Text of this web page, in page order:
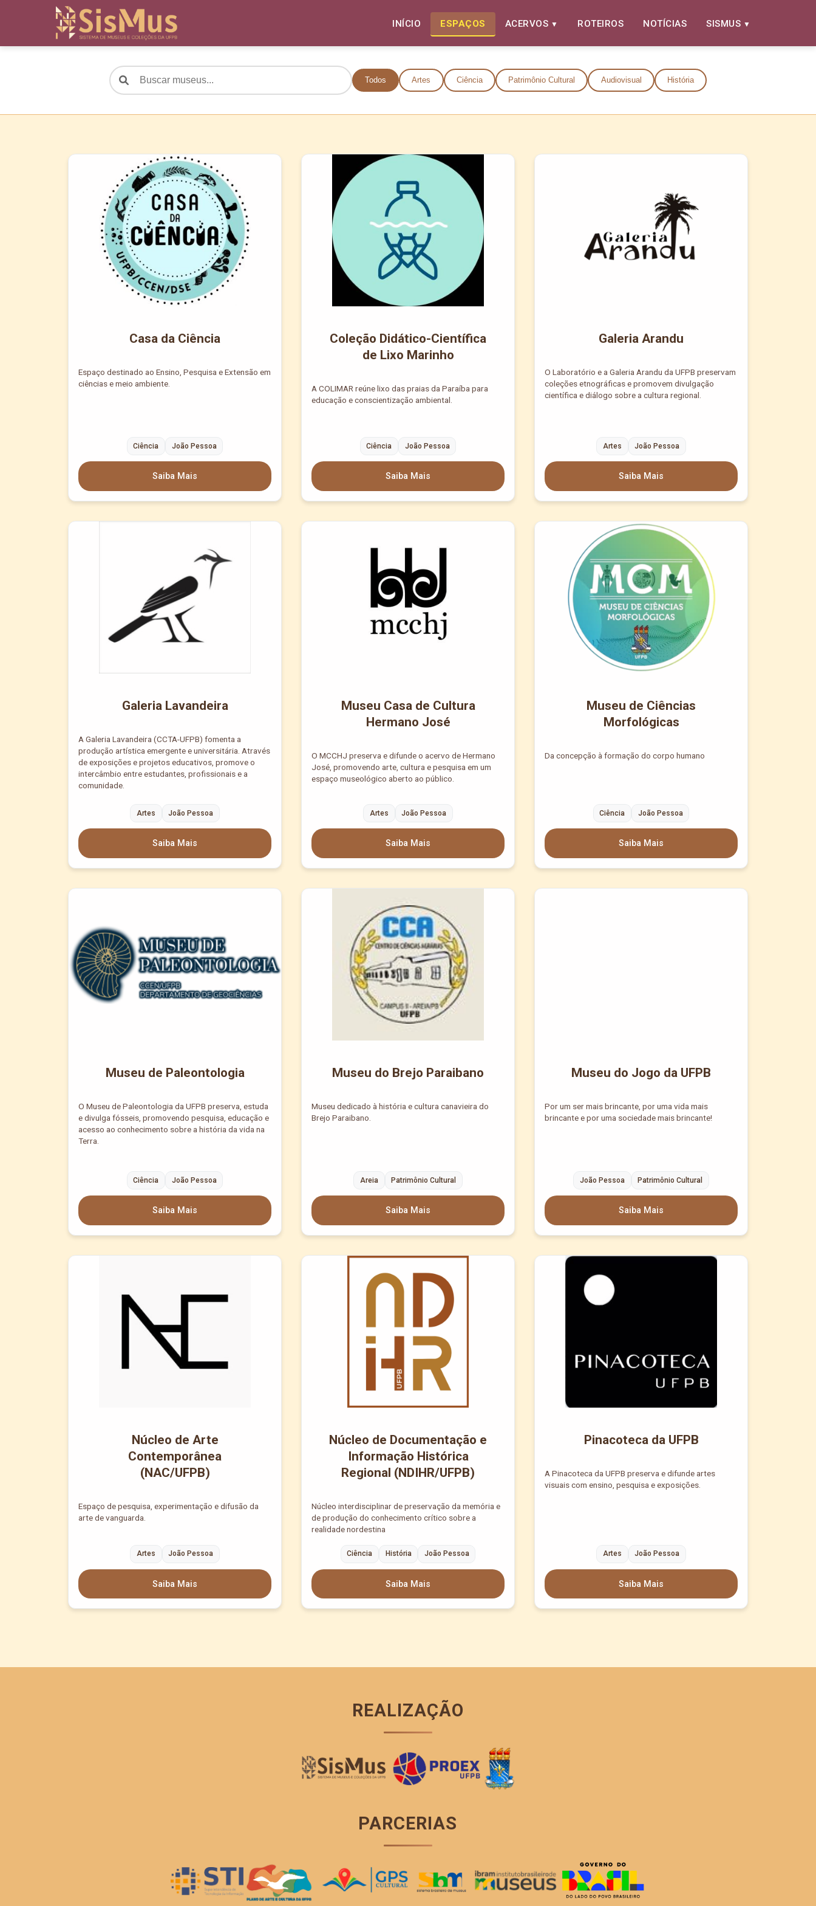
INÍCIO ESPAÇOS ACERVOS ROTEIROS NOTÍCIAS SISMUS
Todos Artes Ciência Patrimônio Cultural Audiovisual História
Casa da Ciência
Espaço destinado ao Ensino, Pesquisa e Extensão em
ciências e meio ambiente⁣.
Ciência João Pessoa
Saiba Mais
Coleção Didático-Científica
de Lixo Marinho
A COLIMAR reúne lixo das praias da Paraíba para
educação e conscientização ambiental.
Ciência João Pessoa
Saiba Mais
Galeria Arandu
O Laboratório e a Galeria Arandu da UFPB preservam
coleções etnográficas e promovem divulgação
científica e diálogo sobre a cultura regional.
Artes João Pessoa
Saiba Mais
Galeria Lavandeira
A Galeria Lavandeira (CCTA-UFPB) fomenta a
produção artística emergente e universitária. Através
de exposições e projetos educativos, promove o
intercâmbio entre estudantes, profissionais e a
comunidade.
Artes João Pessoa
Saiba Mais
Museu Casa de Cultura
Hermano José
O MCCHJ preserva e difunde o acervo de Hermano
José, promovendo arte, cultura e pesquisa em um
espaço museológico aberto ao público.
Artes João Pessoa
Saiba Mais
Museu de Ciências
Morfológicas
Da concepção à formação do corpo humano
Ciência João Pessoa
Saiba Mais
Museu de Paleontologia
O Museu de Paleontologia da UFPB preserva, estuda
e divulga fósseis, promovendo pesquisa, educação e
acesso ao conhecimento sobre a história da vida na
Terra.
Ciência João Pessoa
Saiba Mais
Museu do Brejo Paraibano
Museu dedicado à história e cultura canavieira do
Brejo Paraibano.
Areia Patrimônio Cultural
Saiba Mais
Museu do Jogo da UFPB
Por um ser mais brincante, por uma vida mais
brincante e por uma sociedade mais brincante!
João Pessoa Patrimônio Cultural
Saiba Mais
Núcleo de Arte
Contemporânea
(NAC/UFPB)
Espaço de pesquisa, experimentação e difusão da
arte de vanguarda.
Artes João Pessoa
Saiba Mais
Núcleo de Documentação e
Informação Histórica
Regional (NDIHR/UFPB)
Núcleo interdisciplinar de preservação da memória e
de produção do conhecimento crítico sobre a
realidade nordestina
Ciência História João Pessoa
Saiba Mais
Pinacoteca da UFPB
A Pinacoteca da UFPB preserva e difunde artes
visuais com ensino, pesquisa e exposições.
Artes João Pessoa
Saiba Mais
REALIZAÇÃO
PARCERIAS